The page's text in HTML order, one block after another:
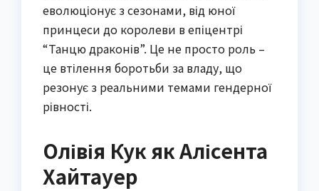
еволюціонує з сезонами, від юної
принцеси до королеви в епіцентрі
“Танцю драконів”. Це не просто роль –
це втілення боротьби за владу, що
резонує з реальними темами гендерної
рівності.
Олівія Кук як Алісента
Хайтауер